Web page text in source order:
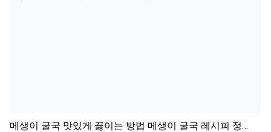
메생이 굴국 맛있게 끓이는 방법 메생이 굴국 레시피 정…